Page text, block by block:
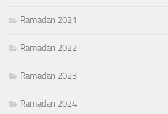
Ramadan 2021
Ramadan 2022
Ramadan 2023
Ramadan 2024